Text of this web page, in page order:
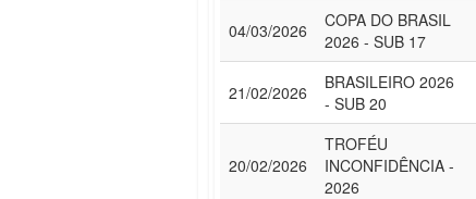
04/03/2026
COPA DO BRASIL
2026 - SUB 17
21/02/2026
BRASILEIRO 2026
- SUB 20
20/02/2026
TROFÉU
INCONFIDÊNCIA -
2026